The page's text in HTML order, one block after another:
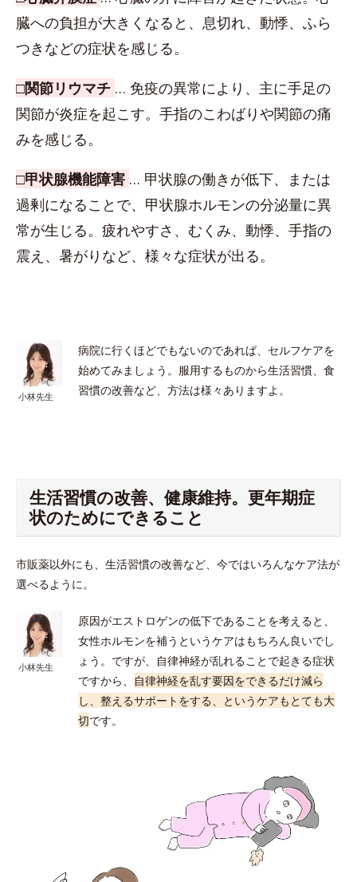
臓への負担が大きくなると、息切れ、動悸、ふら
つきなどの症状を感じる。
□関節リウマチ … 免疫の異常により、主に手足の
関節が炎症を起こす。手指のこわばりや関節の痛
みを感じる。
□甲状腺機能障害 … 甲状腺の働きが低下、または
過剰になることで、甲状腺ホルモンの分泌量に異
常が生じる。疲れやすさ、むくみ、動悸、手指の
震え、暑がりなど、様々な症状が出る。
小林先生
病院に行くほどでもないのであれば、セルフケアを
始めてみましょう。服用するものから生活習慣、食
習慣の改善など、方法は様々ありますよ。
生活習慣の改善、健康維持。更年期症
状のためにできること
市販薬以外にも、生活習慣の改善など、今ではいろんなケア法が
選べるように。
小林先生
原因がエストロゲンの低下であることを考えると、
女性ホルモンを補うというケアはもちろん良いでし
ょう。ですが、自律神経が乱れることで起きる症状
ですから、
自律神経を乱す要因をできるだけ減ら
し、整えるサポートをする、というケアもとても大
切です。